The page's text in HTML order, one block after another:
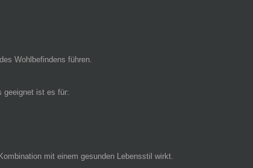
Wohlbefindens führen.
geeignet ist es für:
mit einem gesunden Lebensstil wirkt.